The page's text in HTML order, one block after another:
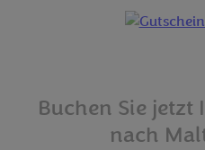
Buchen Sie jetzt
nach